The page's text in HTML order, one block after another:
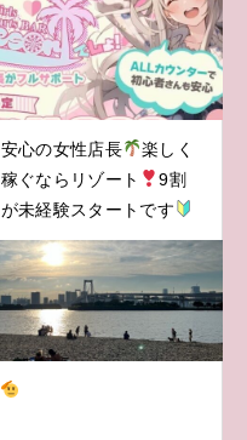
安心の女性店長
楽しく
稼ぐならリゾート
9割
が未経験スタートです